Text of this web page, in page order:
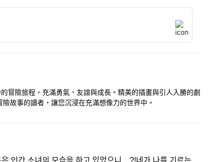
冒險旅程，充滿勇氣、友誼與成長。精美的插畫與引人入勝的劇
故事的讀者，讓您沉浸在充滿想像力的世界中。
인간 소녀의 모습을 하고 있었으니…?!네가 나를 기르는